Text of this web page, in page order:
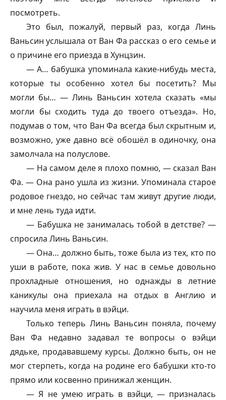
посмотреть.
Это был, пожалуй, первый раз, когда Линь
Ваньсин услышала от Ван Фа рассказ о его семье и
о причине его приезда в Хунцзин.
— А… бабушка упоминала какие-нибудь места,
которые ты особенно хотел бы посетить? Мы
могли бы… — Линь Ваньсин хотела сказать «мы
могли бы сходить туда до твоего отъезда». Но,
подумав о том, что Ван Фа всегда был скрытным и,
возможно, уже давно всё обошёл в одиночку, она
замолчала на полуслове.
— На самом деле я плохо помню, — сказал Ван
Фа. — Она рано ушла из жизни. Упоминала старое
родовое гнездо, но сейчас там живут другие люди,
и мне лень туда идти.
— Бабушка не занималась тобой в детстве? —
спросила Линь Ваньсин.
— Она… должно быть, тоже была из тех, кто по
уши в работе, пока жив. У нас в семье довольно
прохладные отношения, но однажды в летние
каникулы она приехала на отдых в Англию и
научила меня играть в вэйци.
Только теперь Линь Ваньсин поняла, почему
Ван Фа недавно задавал те вопросы о вэйци
дядьке, продававшему курсы. Должно быть, он не
мог стерпеть, когда на родине его бабушки кто-то
прямо или косвенно принижал женщин.
— Я не умею играть в вэйци, — призналась